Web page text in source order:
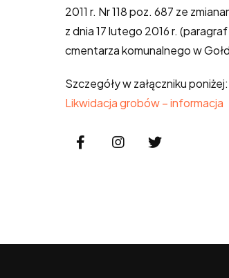
2011 r. Nr 118 poz. 687 ze
z dnia 17 lutego 2016 r.
cmentarza komunalnego w
Szczegóły w załączniku poniżej:
Likwidacja grobów – informacja